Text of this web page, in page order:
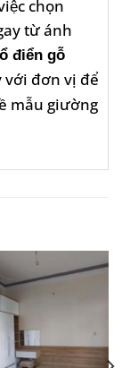
chọn
từ ánh
điển gỗ
với đơn vị để
mẫu giường